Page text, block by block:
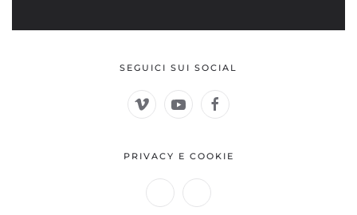
SEGUICI SUI SOCIAL
PRIVACY E COOKIE